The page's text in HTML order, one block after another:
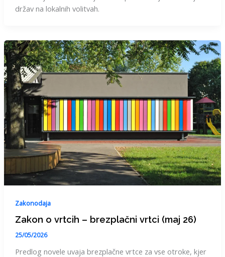
držav na lokalnih volitvah.
Zakonodaja
Zakon o vrtcih – brezplačni vrtci (maj 26)
25/05/2026
Predlog novele uvaja brezplačne vrtce za vse otroke, kjer